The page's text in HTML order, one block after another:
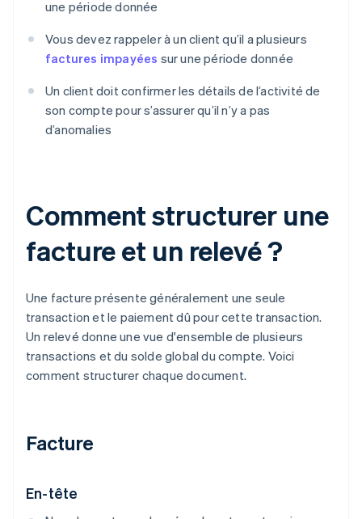
une période donnée
Vous devez rappeler à un client qu’il a plusieurs
factures impayées sur une période donnée
Un client doit confirmer les détails de l’activité de
son compte pour s’assurer qu’il n’y a pas
d’anomalies
Comment structurer une
facture et un relevé ?
Une facture présente généralement une seule
transaction et le paiement dû pour cette transaction.
Un relevé donne une vue d'ensemble de plusieurs
transactions et du solde global du compte. Voici
comment structurer chaque document.
Facture
En-tête